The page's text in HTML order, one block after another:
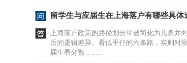
留学生与应届生在上海落户有哪些具体
上海落户政策的路径划分常被简化为几条并
后的逻辑差异。看似平行的六条路，实则对
届生看分数，......